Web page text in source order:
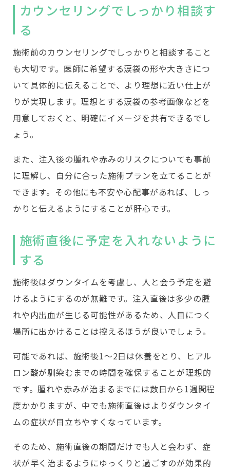
カウンセリングでしっかり相談す
る
施術前のカウンセリングでしっかりと相談すること
も大切です。医師に希望する涙袋の形や大きさにつ
いて具体的に伝えることで、より理想に近い仕上が
りが実現します。理想とする涙袋の参考画像などを
用意しておくと、明確にイメージを共有できるでし
ょう。
また、注入後の腫れや赤みのリスクについても事前
に理解し、自分に合った施術プランを立てることが
できます。その他にも不安や心配事があれば、しっ
かりと伝えるようにすることが肝心です。
施術直後に予定を入れないように
する
施術後はダウンタイムを考慮し、人と会う予定を避
けるようにするのが無難です。注入直後は多少の腫
れや内出血が生じる可能性があるため、人目につく
場所に出かけることは控えるほうが良いでしょう。
可能であれば、施術後1〜2日は休養をとり、ヒアル
ロン酸が馴染むまでの時間を確保することが理想的
です。腫れや赤みが治まるまでには数日から1週間程
度かかりますが、中でも施術直後はよりダウンタイ
ムの症状が目立ちやすくなっています。
そのため、施術直後の期間だけでも人と会わず、症
状が早く治まるようにゆっくりと過ごすのが効果的